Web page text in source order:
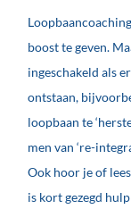
boost te geven.
ingeschakeld als
ontstaan,
loopbaan te
men van ‘re-
Ook hoor je of
is kort gezegd